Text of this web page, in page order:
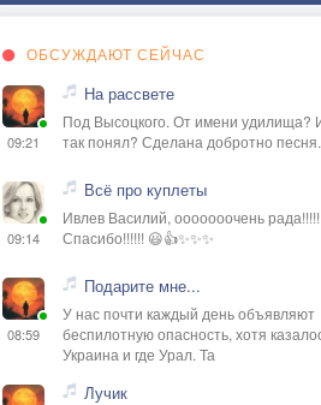
ОБСУЖДАЮТ СЕЙЧАС
09:21
На рассвете
Под Высоцкого. От имени удилища?
так понял? Сделана добротно
09:14
Всё про куплеты
Ивлев Василий, ооооооочень рада!!!!!!
Спасибо!!!!!! 😃👍✨✨✨
08:59
Подарите мне...
У нас почти каждый день объявляют
беспилотную опасность, хотя
Украина и где Урал. Та
Лучик